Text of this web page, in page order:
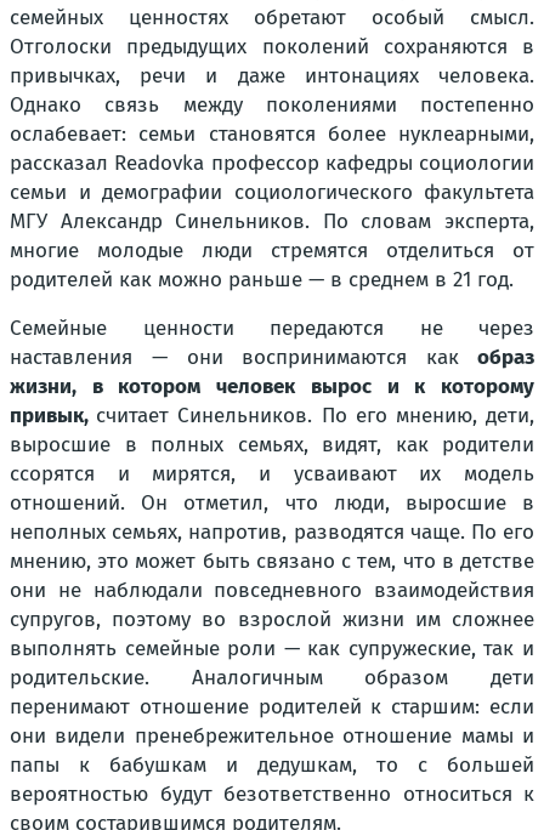
семейных ценностях обретают особый смысл.
Отголоски предыдущих поколений сохраняются в
привычках, речи и даже интонациях человека.
Однако связь между поколениями постепенно
ослабевает: семьи становятся более нуклеарными,
рассказал Readovka профессор кафедры социологии
семьи и демографии социологического факультета
МГУ Александр Синельников. По словам эксперта,
многие молодые люди стремятся отделиться от
родителей как можно раньше — в среднем в 21 год.
Семейные ценности передаются не через
наставления — они воспринимаются как образ
жизни, в котором человек вырос и к которому
привык, считает Синельников. По его мнению, дети,
выросшие в полных семьях, видят, как родители
ссорятся и мирятся, и усваивают их модель
отношений. Он отметил, что люди, выросшие в
неполных семьях, напротив, разводятся чаще. По его
мнению, это может быть связано с тем, что в детстве
они не наблюдали повседневного взаимодействия
супругов, поэтому во взрослой жизни им сложнее
выполнять семейные роли — как супружеские, так и
родительские. Аналогичным образом дети
перенимают отношение родителей к старшим: если
они видели пренебрежительное отношение мамы и
папы к бабушкам и дедушкам, то с большей
вероятностью будут безответственно относиться к
своим состарившимся родителям.